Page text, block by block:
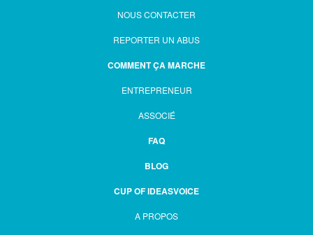
NOUS CONTACTER
REPORTER UN ABUS
COMMENT ÇA MARCHE
ENTREPRENEUR
ASSOCIÉ
FAQ
BLOG
CUP OF IDEASVOICE
A PROPOS